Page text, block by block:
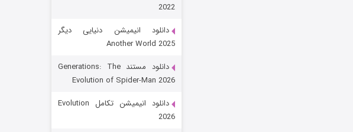
قسمت2022
دانلود انیمیشن دنیایی دیگر
Another World 2025
دانلود مستند Generations: The
Evolution of Spider-Man 2026
دانلود انیمیشن تکامل Evolution
2026